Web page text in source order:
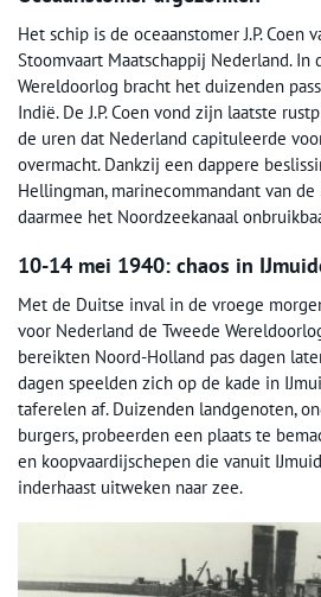
Het schip is de oceaanstomer J.P. Coen
Stoomvaart Maatschappij Nederland. In
Wereldoorlog bracht het duizenden
Indië. De J.P. Coen vond zijn laatste
de uren dat Nederland capituleerde
overmacht. Dankzij een dappere
Hellingman, marinecommandant van
daarmee het Noordzeekanaal
10-14 mei 1940: chaos in
Met de Duitse inval in de vroege
voor Nederland de Tweede
bereikten Noord-Holland pas dagen
dagen speelden zich op de kade in
taferelen af. Duizenden landgenoten,
burgers, probeerden een plaats te
en koopvaardijschepen die vanuit
inderhaast uitweken naar zee.